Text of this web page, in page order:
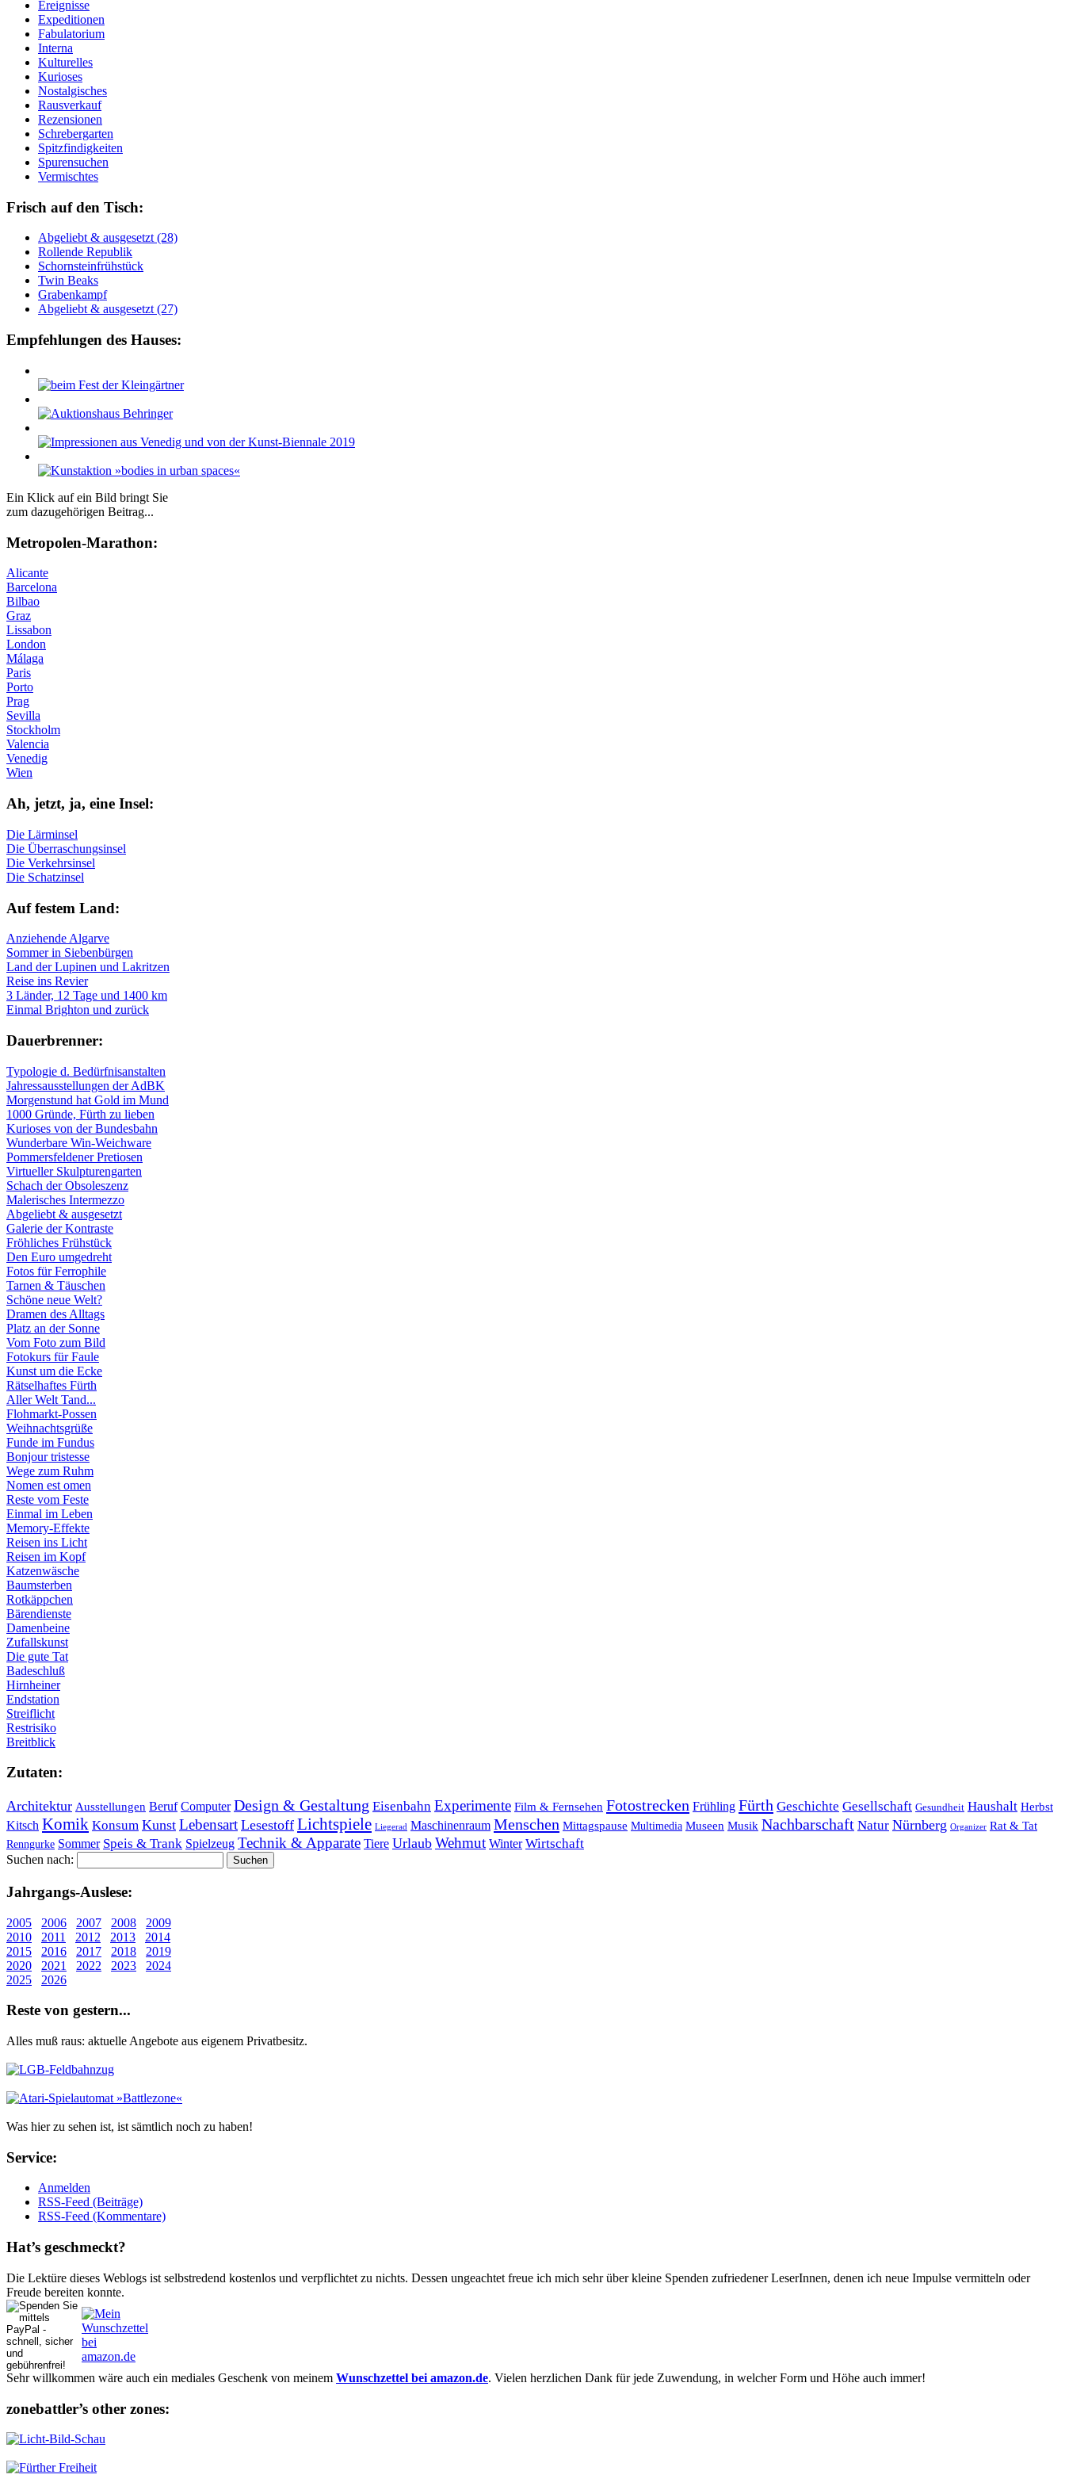
Ereignisse
Expeditionen
Fabulatorium
Interna
Kulturelles
Kurioses
Nostalgisches
Rausverkauf
Rezensionen
Schrebergarten
Spitzfindigkeiten
Spurensuchen
Vermischtes
Frisch auf den Tisch:
Ab­ge­liebt & aus­ge­setzt (28)
Rol­len­de Re­pu­blik
Schorn­stein­früh­stück
Twin Beaks
Gra­ben­kampf
Ab­ge­liebt & aus­ge­setzt (27)
Empfehlungen des Hauses:
Ein Klick auf ein Bild bringt Sie
zum dazugehörigen Beitrag...
Me­tro­po­len-Ma­ra­thon:
Alicante
Barcelona
Bilbao
Graz
Lissabon
London
Málaga
Paris
Porto
Prag
Sevilla
Stockholm
Valencia
Venedig
Wien
Ah, jetzt, ja, ei­ne In­sel:
Die Lärminsel
Die Überraschungsinsel
Die Verkehrsinsel
Die Schatzinsel
Auf fe­stem Land:
Anziehende Algarve
Sommer in Siebenbürgen
Land der Lupinen und Lakritzen
Reise ins Revier
3 Länder, 12 Tage und 1400 km
Einmal Brighton und zurück
Dau­er­bren­ner:
Typologie d. Bedürfnisanstalten
Jahressausstellungen der AdBK
Morgenstund hat Gold im Mund
1000 Gründe, Fürth zu lieben
Kurioses von der Bundesbahn
Wunderbare Win-Weichware
Pommersfeldener Pretiosen
Virtueller Skulpturengarten
Schach der Obsoleszenz
Malerisches Intermezzo
Abgeliebt & ausgesetzt
Galerie der Kontraste
Fröhliches Frühstück
Den Euro umgedreht
Fotos für Ferrophile
Tarnen & Täuschen
Schöne neue Welt?
Dramen des Alltags
Platz an der Sonne
Vom Foto zum Bild
Fotokurs für Faule
Kunst um die Ecke
Rätselhaftes Fürth
Aller Welt Tand...
Flohmarkt-Possen
Weihnachtsgrüße
Funde im Fundus
Bonjour tristesse
Wege zum Ruhm
Nomen est omen
Reste vom Feste
Einmal im Leben
Memory-Effekte
Reisen ins Licht
Reisen im Kopf
Katzenwäsche
Baumsterben
Rotkäppchen
Bärendienste
Damenbeine
Zufallskunst
Die gute Tat
Badeschluß
Hirnheiner
Endstation
Streiflicht
Restrisiko
Breitblick
Zu­ta­ten:
Architektur Ausstellungen Beruf Computer Design & Gestaltung Eisenbahn Experimente Film & Fernsehen Fotostrecken Frühling Fürth Geschichte Gesellschaft Gesundheit Haushalt Herbst
Kitsch Komik Konsum Kunst Lebensart Lesestoff Lichtspiele Liegerad Maschinenraum Menschen Mittagspause Multimedia Museen Musik Nachbarschaft Natur Nürnberg Organizer Rat & Tat
Renngurke Sommer Speis & Trank Spielzeug Technik & Apparate Tiere Urlaub Wehmut Winter Wirtschaft
Suchen nach:
Jahr­gangs-Aus­le­se:
2005 2006 2007 2008
2009
2010
2011 2012 2013
2014
2015
2016 2017 2018
2019
2020
2021 2022 2023
2024
2025
2026
Re­ste von ge­stern...
Alles muß raus: aktuelle An­ge­bo­te aus eigenem Privatbesitz.
Was hier zu sehen ist, ist sämt­lich noch zu haben!
Ser­vice:
Anmelden
RSS-Feed (Beiträge)
RSS-Feed (Kommentare)
Hat’s ge­schmeckt?
Die Lektüre dieses Weblogs ist selbstredend kostenlos und ver­pflich­tet zu nichts. Dessen un­ge­achtet freue ich mich sehr über kleine Spenden zufriedener Le­serInnen, denen ich neue Im­pul­se vermitteln oder
Freude bereiten konnte.
Sehr willkommen wäre auch ein mediales Geschenk von meinem Wunschzettel bei amazon.de. Vielen herzlichen Dank für jede Zuwendung, in welcher Form und Höhe auch immer!
zonebattler’s other zo­nes: